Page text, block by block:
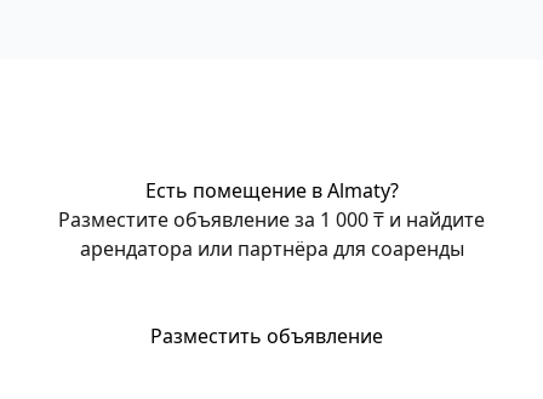
Есть помещение в Almaty?
Разместите объявление за 1 000 ₸ и найдите
арендатора или партнёра для соаренды
Разместить объявление